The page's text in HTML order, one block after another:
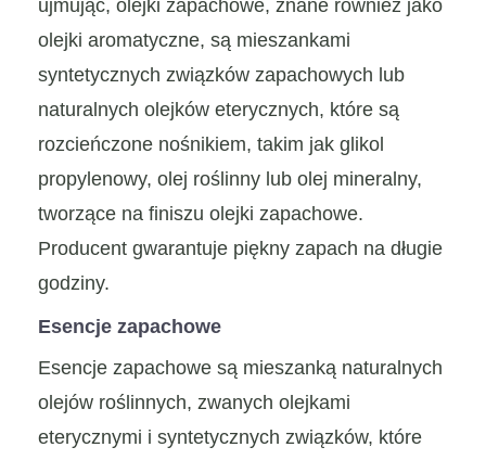
ujmując, olejki zapachowe, znane również jako
olejki aromatyczne, są mieszankami
syntetycznych związków zapachowych lub
naturalnych olejków eterycznych, które są
rozcieńczone nośnikiem, takim jak glikol
propylenowy, olej roślinny lub olej mineralny,
tworzące na finiszu olejki zapachowe.
Producent gwarantuje piękny zapach na długie
godziny.
Esencje zapachowe
Esencje zapachowe są mieszanką naturalnych
olejów roślinnych, zwanych olejkami
eterycznymi i syntetycznych związków, które